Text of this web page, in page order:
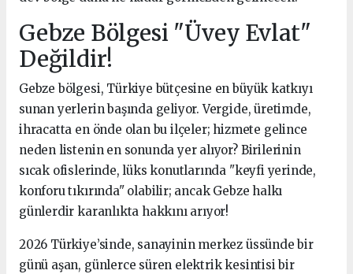
Gebze Bölgesi "Üvey Evlat"
Değildir!
Gebze bölgesi, Türkiye bütçesine en büyük katkıyı
sunan yerlerin başında geliyor. Vergide, üretimde,
ihracatta en önde olan bu ilçeler; hizmete gelince
neden listenin en sonunda yer alıyor? Birilerinin
sıcak ofislerinde, lüks konutlarında "keyfi yerinde,
konforu tıkırında" olabilir; ancak Gebze halkı
günlerdir karanlıkta hakkını arıyor!
2026 Türkiye’sinde, sanayinin merkez üssünde bir
günü aşan, günlerce süren elektrik kesintisi bir